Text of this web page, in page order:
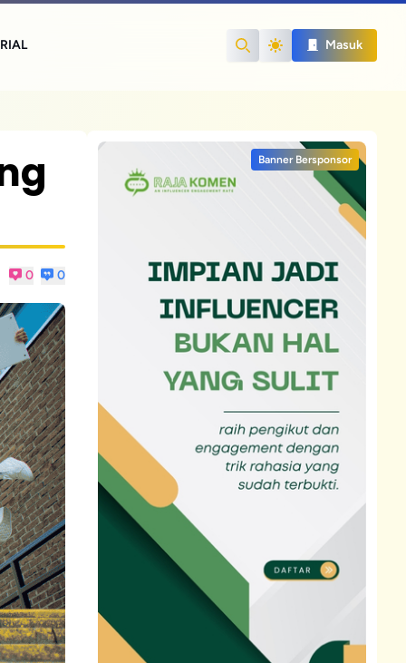
Search
Masuk
0 0
Banner Bersponsor